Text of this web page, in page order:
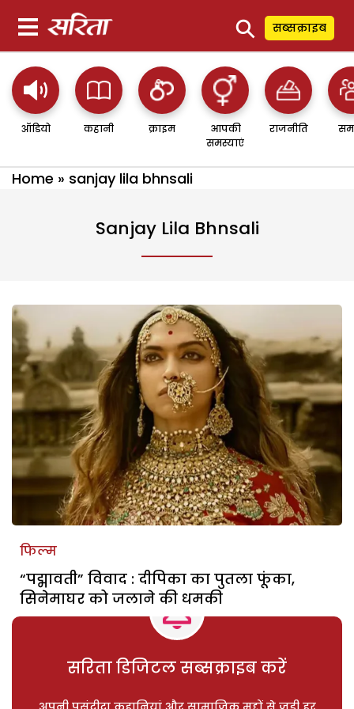
⚲ सब्सक्राइब
ऑडियो कहानी क्राइम
आपकी
समस्याएं
राजनीति
Home » sanjay lila bhnsali
Sanjay Lila Bhnsali
फिल्म
“पद्मावती” विवाद : दीपिका का पुतला फूंका,
सिनेमाघर को जलाने की धमकी
सरिता डिजिटल सब्सक्राइब करें